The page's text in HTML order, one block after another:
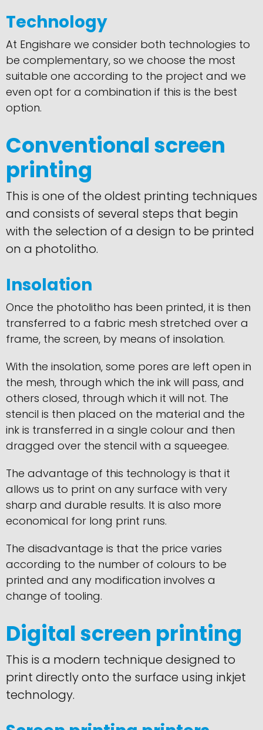
Technology
At Engishare we consider both technologies to
be complementary, so we choose the most
suitable one according to the project and we
even opt for a combination if this is the best
option.
Conventional screen
printing
This is one of the oldest printing techniques
and consists of several steps that begin
with the selection of a design to be printed
on a photolitho.
Insolation
Once the photolitho has been printed, it is then
transferred to a fabric mesh stretched over a
frame, the screen, by means of insolation.
With the insolation, some pores are left open in
the mesh, through which the ink will pass, and
others closed, through which it will not. The
stencil is then placed on the material and the
ink is transferred in a single colour and then
dragged over the stencil with a squeegee.
The advantage of this technology is that it
allows us to print on any surface with very
sharp and durable results. It is also more
economical for long print runs.
The disadvantage is that the price varies
according to the number of colours to be
printed and any modification involves a
change of tooling.
Digital screen printing
This is a modern technique designed to
print directly onto the surface using inkjet
technology.